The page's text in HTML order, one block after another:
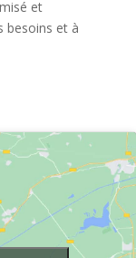
et
besoins et à